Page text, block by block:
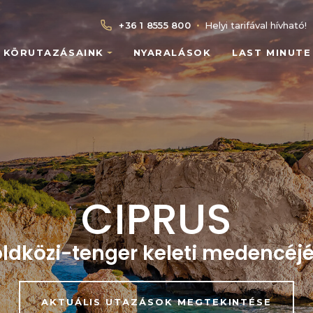
+36 1 8555 800 • Helyi tarifával hívható!
KÖRUTAZÁSAINK NYARALÁSOK LAST MINUTE
CIPRUS
tenger keleti
AKTUÁLIS UTAZÁSOK MEGTEKINTÉSE